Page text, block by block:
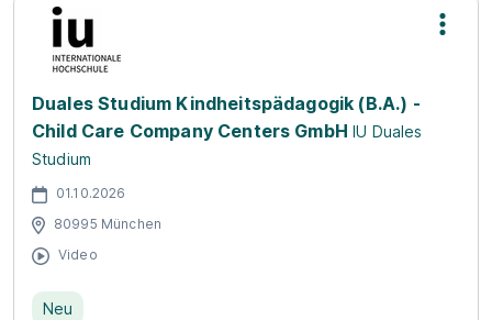
Duales Studium Kindheitspädagogik (B.A.) -
Child Care Company Centers GmbH IU Duales
Studium
01.10.2026
80995 München
Video
Neu